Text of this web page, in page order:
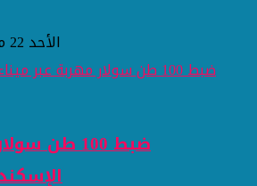
الأحد 22 مارس 2026 01:32 صباحاً
ضبط 100 طن